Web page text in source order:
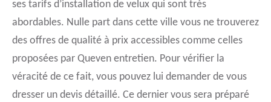
ses tarifs d’installation de velux qui sont très
abordables. Nulle part dans cette ville vous ne trouverez
des offres de qualité à prix accessibles comme celles
proposées par Queven entretien. Pour vérifier la
véracité de ce fait, vous pouvez lui demander de vous
dresser un devis détaillé. Ce dernier vous sera préparé